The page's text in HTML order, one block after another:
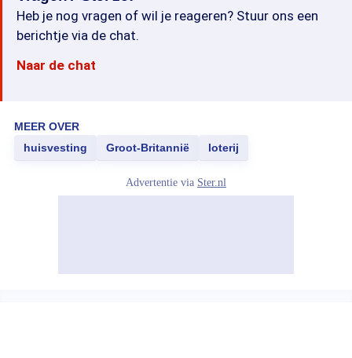
Heb je nog vragen of wil je reageren? Stuur ons een
berichtje via de chat.
Naar de chat
MEER OVER
huisvesting
Groot-Britannië loterij
Advertentie via Ster.nl